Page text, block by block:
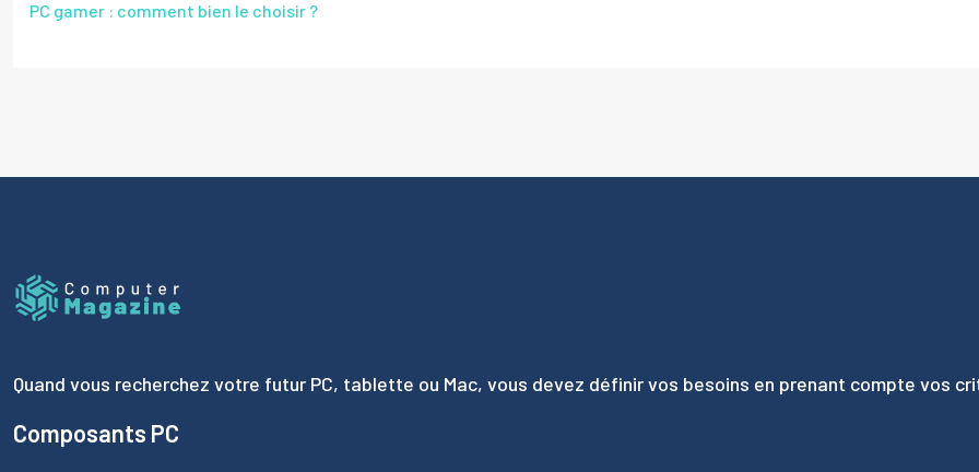
PC gamer : comment bien le choisir ?
Quand vous recherchez votre futur PC, tablette ou Mac, vous devez définir vos besoins en prenant compte vos
Composants PC